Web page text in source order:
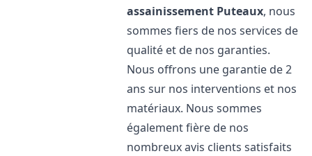
assainissement Puteaux, nous
sommes fiers de nos services de
qualité et de nos garanties.
Nous offrons une garantie de 2
ans sur nos interventions et nos
matériaux. Nous sommes
également fière de nos
nombreux avis clients satisfaits